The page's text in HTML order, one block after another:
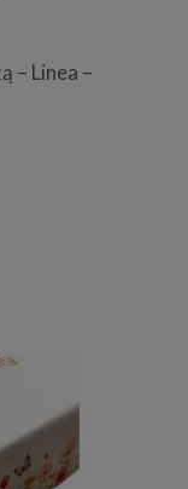
– Linea –